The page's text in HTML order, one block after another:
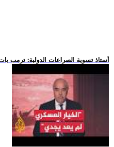
.. أستاذ تسوية الصراعات الدولية: ترمب